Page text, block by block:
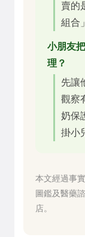
賣的
組合
小朋友
理？
先讓
觀察
奶保
掛小
本文經過事
圖鑑及醫藥
店。